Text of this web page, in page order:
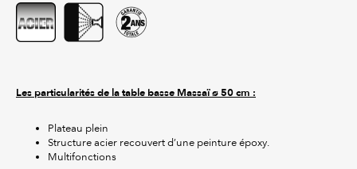
Les particularités de la table basse Massaï ø 50 cm :
Plateau plein
Structure acier recouvert d’une peinture époxy.
Multifonctions